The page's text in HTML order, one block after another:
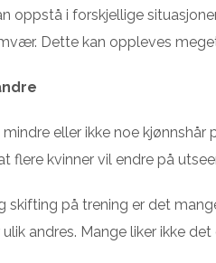
oppstå i forskjellige
Dette kan oppleves
eller ikke noe kjønnshår
flere kvinner vil endre på
skifting på trening er det
andres. Mange liker ikke det